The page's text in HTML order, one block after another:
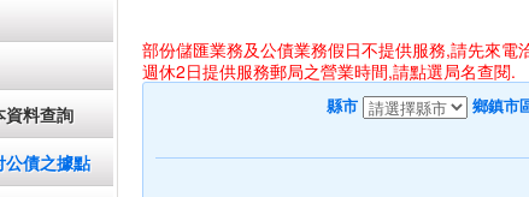
資料查詢
公債之據點
部份儲匯業務及公債業務假日不提供服務,請先來電
週休2日提供服務郵局之營業時間,請點選局名查閱.
縣市 鄉鎮市